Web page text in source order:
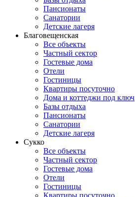
Пансионаты
Санатории
Детские лагеря
Благовещенская
Все объекты
Частный сектор
Гостевые дома
Отели
Гостиницы
Квартиры посуточно
Дома и коттеджи под ключ
Базы отдыха
Пансионаты
Санатории
Детские лагеря
Сукко
Все объекты
Частный сектор
Гостевые дома
Отели
Гостиницы
Квартиры посуточно